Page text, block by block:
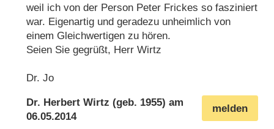
weil ich von der Person Peter Frickes so fasziniert
war. Eigenartig und geradezu unheimlich von
einem Gleichwertigen zu hören.
Seien Sie gegrüßt, Herr Wirtz
Dr. Jo
melden
Dr. Herbert Wirtz (geb. 1955) am
06.05.2014